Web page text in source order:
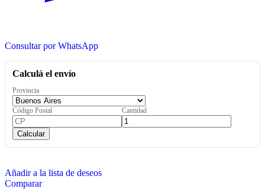
Consultar por WhatsApp
Calculá el envío
Provincia
Código Postal Cantidad
Calcular
Añadir a la lista de deseos
Comparar